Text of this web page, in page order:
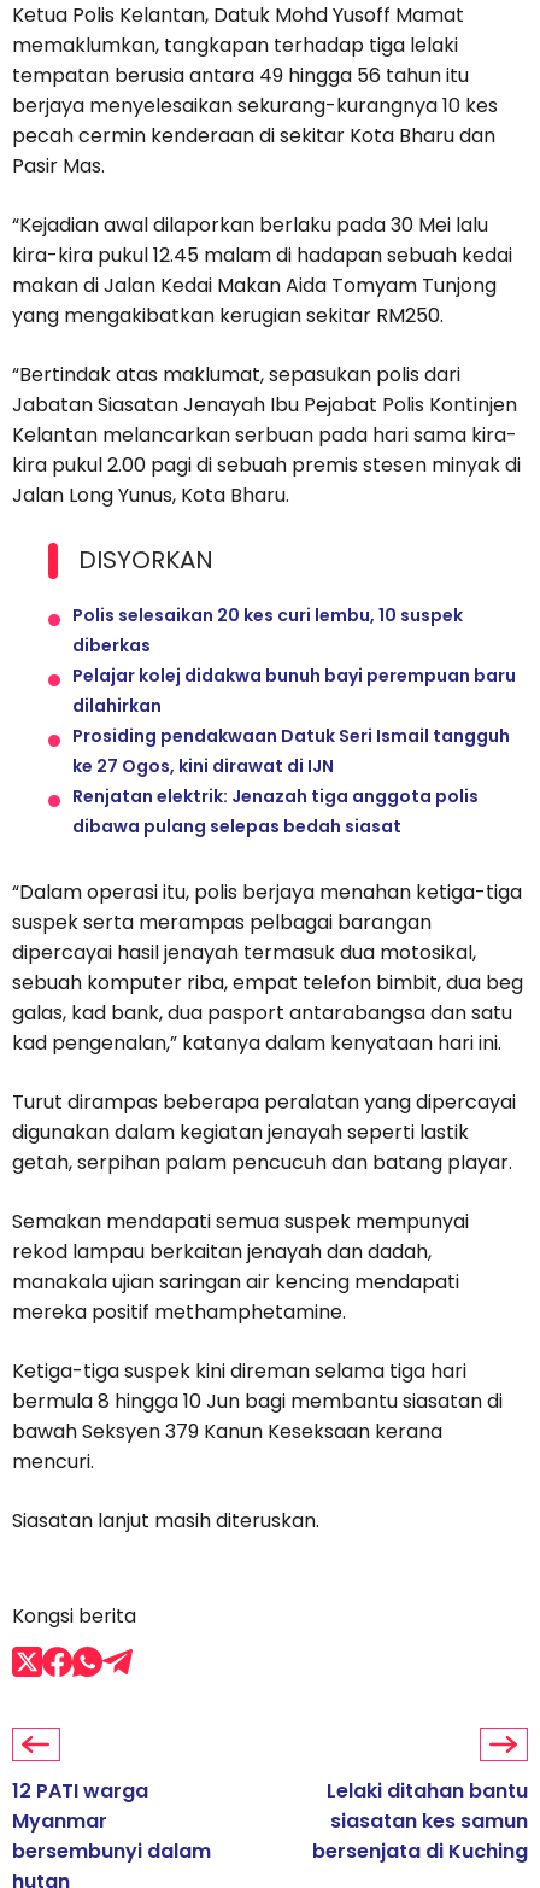
Ketua Polis Kelantan, Datuk Mohd Yusoff Mamat
memaklumkan, tangkapan terhadap tiga lelaki
tempatan berusia antara 49 hingga 56 tahun itu
berjaya menyelesaikan sekurang-kurangnya 10 kes
pecah cermin kenderaan di sekitar Kota Bharu dan
Pasir Mas.
“Kejadian awal dilaporkan berlaku pada 30 Mei lalu
kira-kira pukul 12.45 malam di hadapan sebuah kedai
makan di Jalan Kedai Makan Aida Tomyam Tunjong
yang mengakibatkan kerugian sekitar RM250.
“Bertindak atas maklumat, sepasukan polis dari
Jabatan Siasatan Jenayah Ibu Pejabat Polis Kontinjen
Kelantan melancarkan serbuan pada hari sama kira-
kira pukul 2.00 pagi di sebuah premis stesen minyak di
Jalan Long Yunus, Kota Bharu.
DISYORKAN
Polis selesaikan 20 kes curi lembu, 10 suspek
diberkas
Pelajar kolej didakwa bunuh bayi perempuan baru
dilahirkan
Prosiding pendakwaan Datuk Seri Ismail tangguh
ke 27 Ogos, kini dirawat di IJN
Renjatan elektrik: Jenazah tiga anggota polis
dibawa pulang selepas bedah siasat
“Dalam operasi itu, polis berjaya menahan ketiga-tiga
suspek serta merampas pelbagai barangan
dipercayai hasil jenayah termasuk dua motosikal,
sebuah komputer riba, empat telefon bimbit, dua beg
galas, kad bank, dua pasport antarabangsa dan satu
kad pengenalan,” katanya dalam kenyataan hari ini.
Turut dirampas beberapa peralatan yang dipercayai
digunakan dalam kegiatan jenayah seperti lastik
getah, serpihan palam pencucuh dan batang playar.
Semakan mendapati semua suspek mempunyai
rekod lampau berkaitan jenayah dan dadah,
manakala ujian saringan air kencing mendapati
mereka positif methamphetamine.
Ketiga-tiga suspek kini direman selama tiga hari
bermula 8 hingga 10 Jun bagi membantu siasatan di
bawah Seksyen 379 Kanun Keseksaan kerana
mencuri.
Siasatan lanjut masih diteruskan.
Kongsi berita
12 PATI warga
Myanmar
bersembunyi dalam
hutan
Lelaki ditahan bantu
siasatan kes samun
bersenjata di Kuching